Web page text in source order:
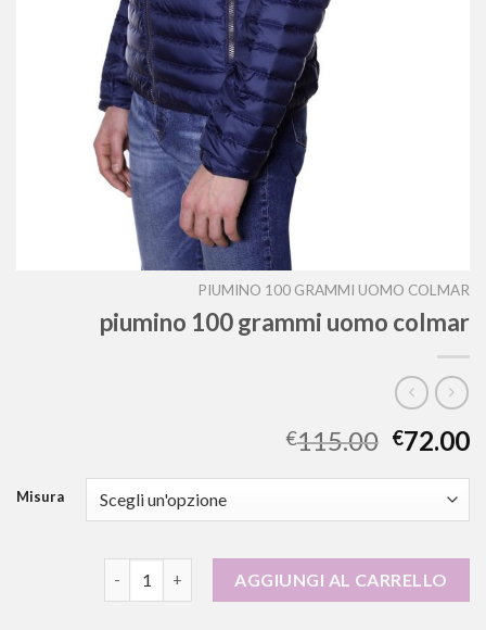
PIUMINO 100 GRAMMI UOMO COLMAR
piumino 100 grammi uomo colmar
€115.00 €72.00
Misura
AGGIUNGI AL CARRELLO